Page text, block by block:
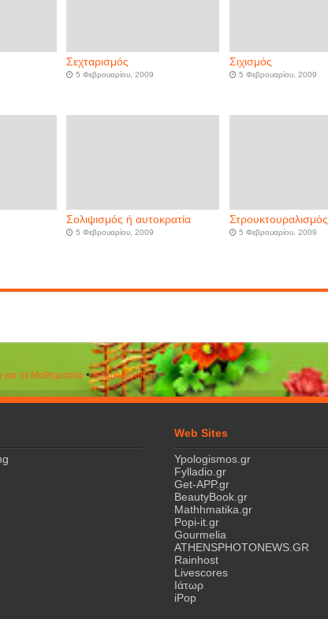
Σεχταρισμός
5 Φεβρουαρίου, 2009
Σιχισμός
5 Φεβρουαρίου, 2009
Σολιψισμός ή αυτοκρατία
5 Φεβρουαρίου, 2009
Στρουκτουραλισμός
5 Φεβρουαρίου, 2009
τα Μαθηματικά•ΒeautyΒook.gr
Web Sites
Ypologismos.gr
Fylladio.gr
Get-APP.gr
BeautyBook.gr
Mathhmatika.gr
Popi-it.gr
Gourmelia
ATHENSPHOTONEWS.GR
Rainhost
Livescores
Ιάτωρ
iPop